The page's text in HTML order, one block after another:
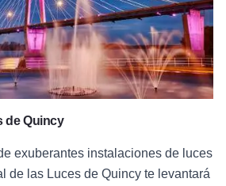
de Quincy
exuberantes instalaciones de luces
de las Luces de Quincy te levantará